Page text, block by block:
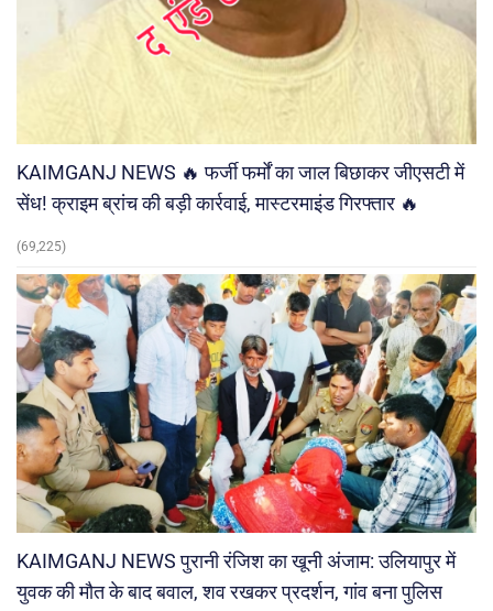
KAIMGANJ NEWS 🔥 फर्जी फर्मों का जाल बिछाकर जीएसटी में
सेंध! क्राइम ब्रांच की बड़ी कार्रवाई, मास्टरमाइंड गिरफ्तार 🔥
(69,225)
KAIMGANJ NEWS पुरानी रंजिश का खूनी अंजाम: उलियापुर में
युवक की मौत के बाद बवाल, शव रखकर प्रदर्शन, गांव बना पुलिस